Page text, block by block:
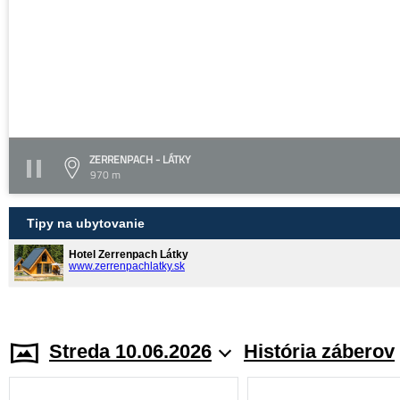
ZERRENPACH - LÁTKY
970 m
Tipy na ubytovanie
Hotel Zerrenpach Látky
www.zerrenpachlatky.sk
Streda 10.06.2026 História záberov